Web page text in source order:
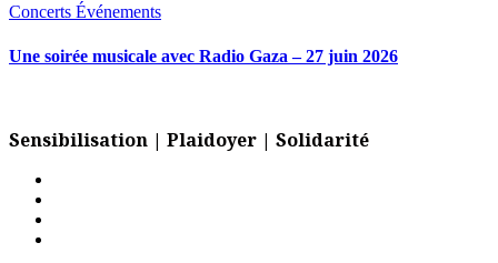
Concerts Événements
Une soirée musicale avec Radio Gaza – 27 juin 2026
Sensibilisation | Plaidoyer | Solidarité